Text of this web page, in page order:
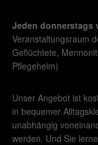
Jeden donnerstags
Veranstaltungsraum
Geflüchtete,
Pflegeheim)
Unser Angebot ist
in bequemer
unabhängig
werden. Und Sie